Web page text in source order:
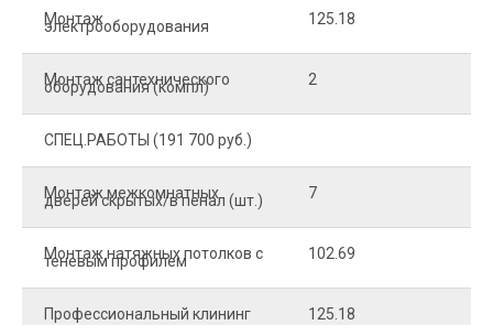
Монтаж
электрооборудования 125.18
Монтаж сантехнического
оборудования (компл) 2
СПЕЦ.РАБОТЫ (191 700 руб.)
Монтаж межкомнатных
дверей скрытых/в пенал (шт.) 7
Монтаж натяжных потолков с
теневым профилем 102.69
Профессиональный клининг 125.18